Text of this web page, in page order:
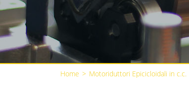
Home > Motoriduttori Epicicloidali in c.c.